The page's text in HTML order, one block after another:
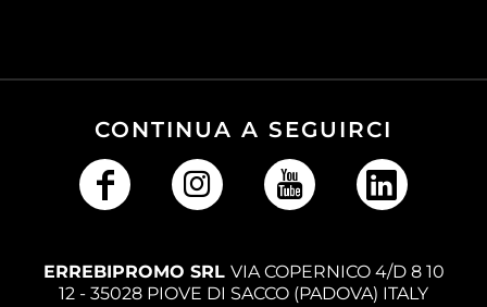
CONTINUA A SEGUIRCI
ERREBIPROMO SRL VIA COPERNICO 4/D 8 10
12 - 35028 PIOVE DI SACCO (PADOVA) ITALY